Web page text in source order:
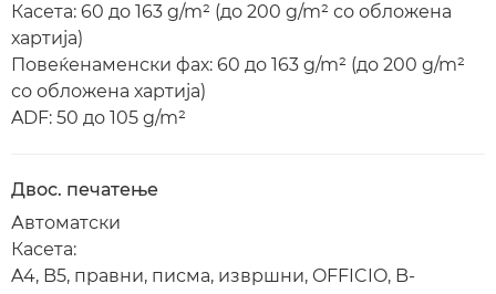
Касета: 60 до 163 g/m² (до 200 g/m² со обложена
хартија)
Повеќенаменски фах: 60 до 163 g/m² (до 200 g/m²
со обложена хартија)
ADF: 50 до 105 g/m²
Двос. печатење
Автоматски
Касета:
A4, B5, правни, писма, извршни, OFFICIO, B-